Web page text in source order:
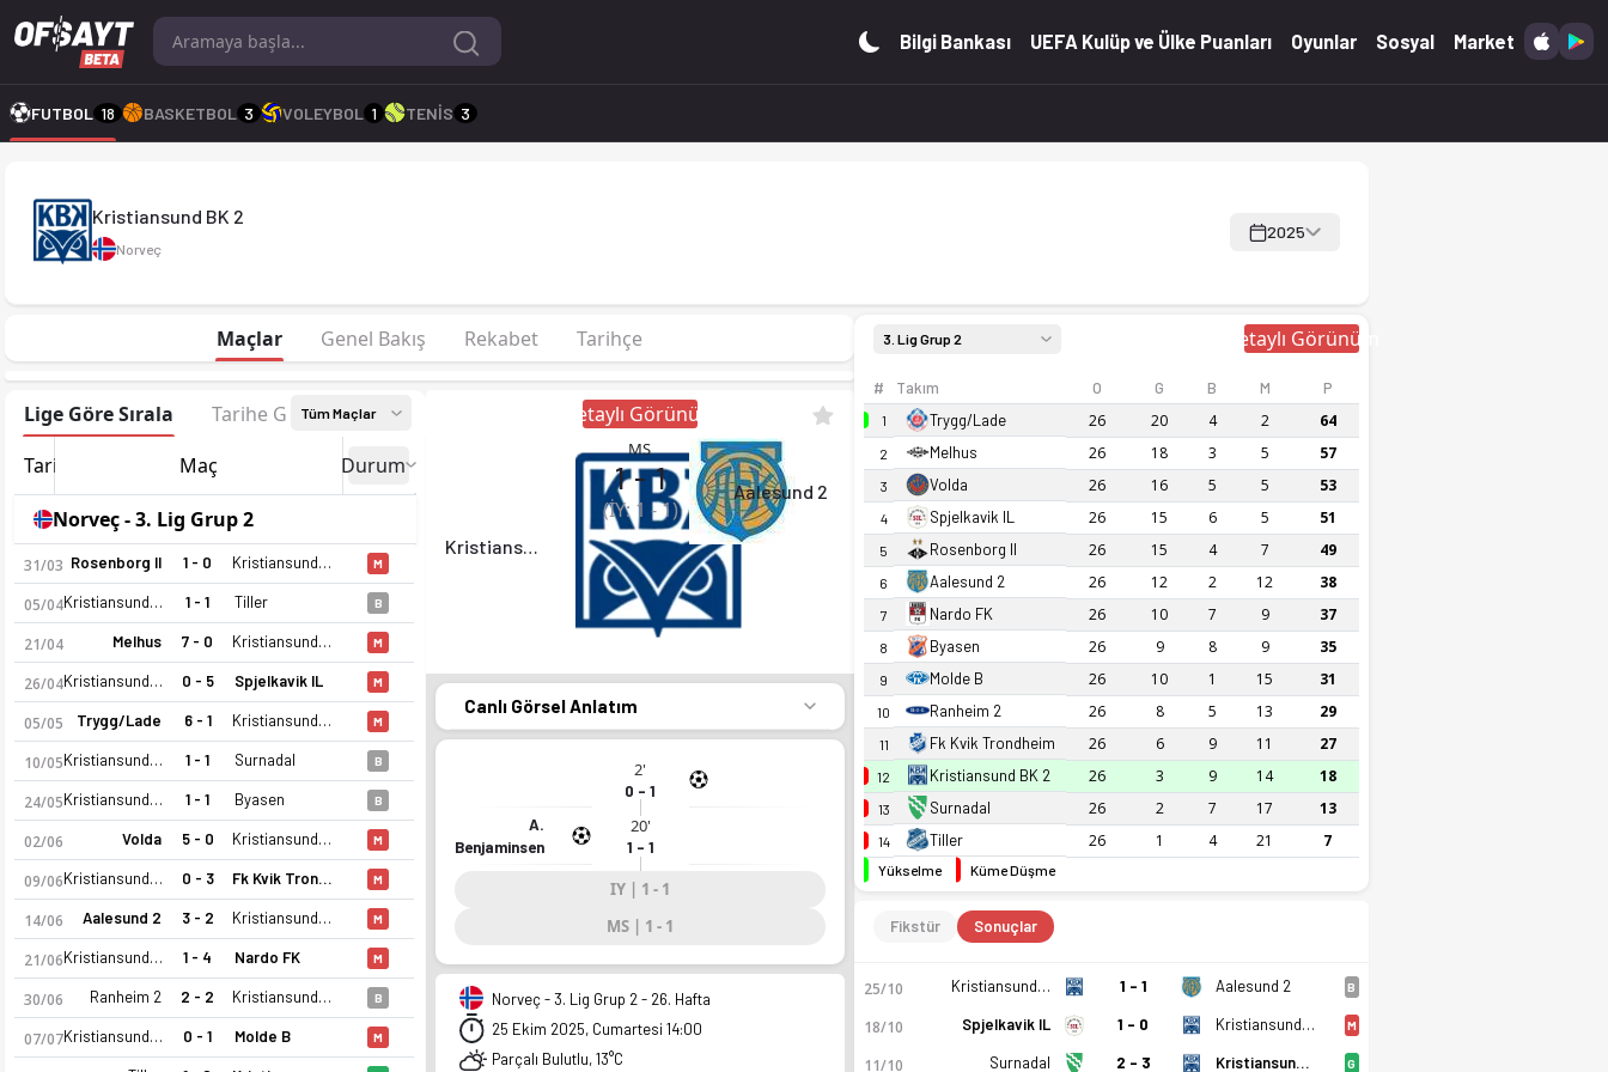
Kristiansund BK 2 2025 sezonu | 3. Lig Grup 2'de 12. sırada, 18 puan. Kadro, fikstür ve canlı skor Ofsayt'ta.
Bilgi Bankası UEFA Kulüp ve Ülke Puanları Oyunlar Sosyal Market
FUTBOL 18 BASKETBOL 3 VOLEYBOL 1 TENİS 3
Kristiansund BK 2
Norveç
2025
Maçlar Genel Bakış Rekabet Tarihçe
Lige Göre Sırala Tarihe Göre Sırala
Tüm Maçlar
Tarih Maç Durum
Norveç - 3. Lig Grup 2
31/03 Rosenborg II 1 - 0 Kristiansund BK 2 M
05/04 Kristiansund BK 2 1 - 1 Tiller B
21/04 Melhus 7 - 0 Kristiansund BK 2 M
26/04 Kristiansund BK 2 0 - 5 Spjelkavik IL M
05/05 Trygg/Lade 6 - 1 Kristiansund BK 2 M
10/05 Kristiansund BK 2 1 - 1 Surnadal B
24/05 Kristiansund BK 2 1 - 1 Byasen B
02/06 Volda 5 - 0 Kristiansund BK 2 M
09/06 Kristiansund BK 2 0 - 3 Fk Kvik Trondheim M
14/06 Aalesund 2 3 - 2 Kristiansund BK 2 M
21/06 Kristiansund BK 2 1 - 4 Nardo FK M
30/06 Ranheim 2 2 - 2 Kristiansund BK 2 B
07/07 Kristiansund BK 2 0 - 1 Molde B M
Detaylı Görünüm
MS
1 - 1
(İY: 1 -1)
Aalesund 2
Canlı Görsel Anlatım
2'
0 - 1
A.
Benjaminsen
20'
1 - 1
IY | 1 - 1
MS | 1 - 1
Norveç - 3. Lig Grup 2 - 26. Hafta
25 Ekim 2025, Cumartesi 14:00
Parçalı Bulutlu, 13°C
3. Lig Grup 2 Detaylı Görünüm
# Takım O G B M P
1 Trygg/Lade 26 20 4 2 64
2 Melhus 26 18 3 5 57
3 Volda 26 16 5 5 53
4 Spjelkavik IL 26 15 6 5 51
5 Rosenborg II 26 15 4 7 49
6 Aalesund 2 26 12 2 12 38
7 Nardo FK 26 10 7 9 37
8 Byasen 26 9 8 9 35
9 Molde B 26 10 1 15 31
10 Ranheim 2 26 8 5 13 29
11 Fk Kvik Trondheim 26 6 9 11 27
12 Kristiansund BK 2 26 3 9 14 18
13 Surnadal 26 2 7 17 13
14 Tiller 26 1 4 21 7
Yükselme Küme Düşme
Fikstür Sonuçlar
25/10 Kristiansund BK 2 1 - 1 Aalesund 2 B
18/10 Spjelkavik IL 1 - 0 Kristiansund BK 2 M
11/10 Surnadal 2 - 3 Kristiansund BK 2 G